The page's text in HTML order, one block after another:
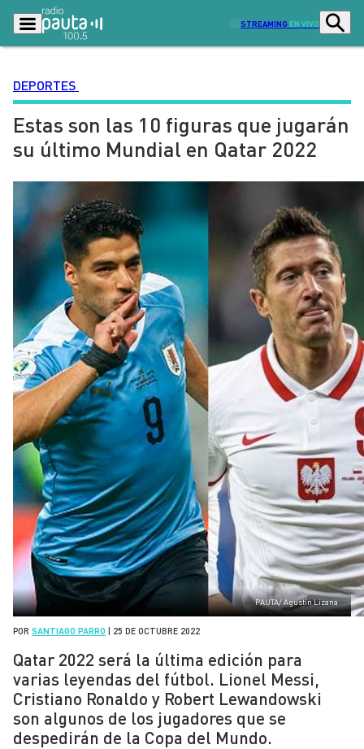
STREAMING EN VIVO
Podcasts Programas
Lo Último Actualidad
Ciudad Economía
Radio en vivo Sostenibilidad
Tendencias Deportes
Entretención y Cultura Opinión
Dato en Pauta Señal 2
Contenido Patrocinado
DEPORTES
Estas son las 10 figuras que jugarán
su último Mundial en Qatar 2022
PAUTA/ Agustín Lizana
POR SANTIAGO PARRO 25 DE OCTUBRE 2022
Qatar 2022 será la última edición para
varias leyendas del fútbol. Lionel Messi,
Cristiano Ronaldo y Robert Lewandowski
son algunos de los jugadores que se
despedirán de la Copa del Mundo.